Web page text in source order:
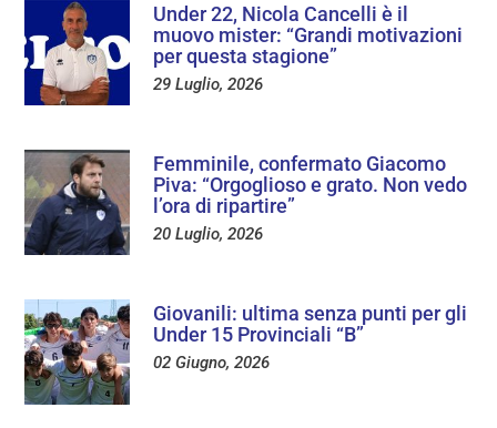
Under 22, Nicola Cancelli è il
muovo mister: “Grandi motivazioni
per questa stagione”
29 Luglio, 2026
Femminile, confermato Giacomo
Piva: “Orgoglioso e grato. Non vedo
l’ora di ripartire”
20 Luglio, 2026
Giovanili: ultima senza punti per gli
Under 15 Provinciali “B”
02 Giugno, 2026